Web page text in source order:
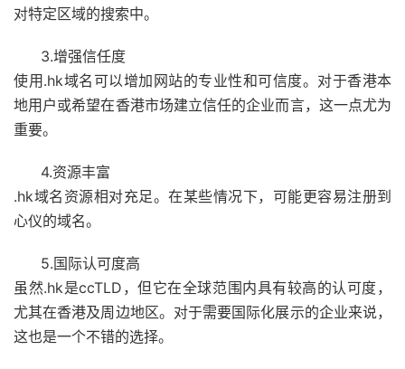
对特定区域的搜索中。
3.增强信任度
使用.hk域名可以增加网站的专业性和可信度。对于香港本
地用户或希望在香港市场建立信任的企业而言，这一点尤为
重要。
4.资源丰富
.hk域名资源相对充足。在某些情况下，可能更容易注册到
心仪的域名。
5.国际认可度高
虽然.hk是ccTLD，但它在全球范围内具有较高的认可度，
尤其在香港及周边地区。对于需要国际化展示的企业来说，
这也是一个不错的选择。